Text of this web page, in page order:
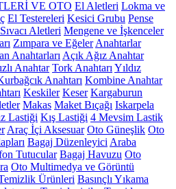
VE OTO El Aletleri Lokma ve
El Testereleri Kesici Grubu Pense
Aletleri Mengene ve İşkenceler
Zımpara ve Eğeler Anahtarlar
Anahtarları Açık Ağız Anahtar
Anahtar Tork Anahtarı Yıldız
Anahtarı Kombine Anahtar
Keskiler Keser Kargaburun
Makas Maket Bıçağı Iskarpela
Lastiği Kış Lastiği 4 Mevsim Lastik
Araç İçi Aksesuar Oto Güneşlik Oto
Bagaj Düzenleyici Araba
Tutucular Bagaj Havuzu Oto
Oto Multimedya ve Görüntü
Ürünleri Basınçlı Yıkama